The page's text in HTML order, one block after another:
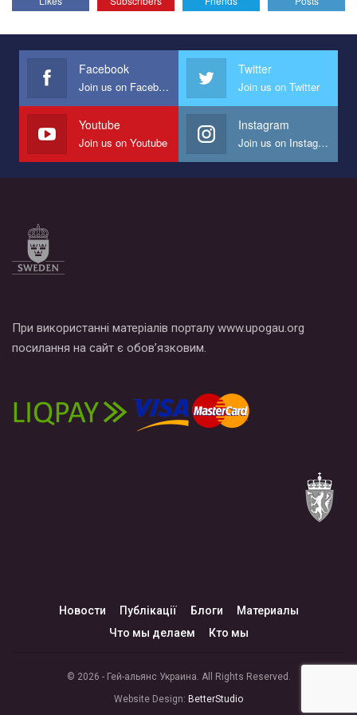
Эмоционально сильный ролик от команды "Гей-альянс
представляющий программу развития организации.
Мы просим вас поддержать нас и помочь нам реализовать
наш план по борьбе с насилием и дискриминацией на почве
СОГИ в Украине.
Все, что вам нужно сделать - это зайти на наш канал YouTube
по этой ссылке и поставить лайк под видео.
Facebook
Join us on Facebook
Twitter
Join us on Twitter
Youtube
Join us on Youtube
Instagram
Join us on Instagram
При використанні матеріалів порталу www.upogau.org
посилання на сайт є обов’язковим.
Новости Публікації Блоги
Материалы
Что мы делаем
Кто мы
© 2026 - Гей-альянс Украина. All Rights Reserved.
Website Design: BetterStudio